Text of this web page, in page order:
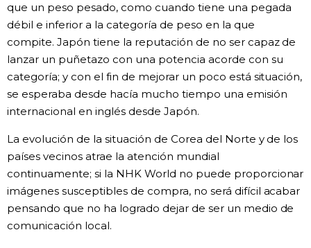
que un peso pesado, como cuando tiene una pegada
débil e inferior a la categoría de peso en la que
compite. Japón tiene la reputación de no ser capaz de
lanzar un puñetazo con una potencia acorde con su
categoría; y con el fin de mejorar un poco está situación,
se esperaba desde hacía mucho tiempo una emisión
internacional en inglés desde Japón.
La evolución de la situación de Corea del Norte y de los
países vecinos atrae la atención mundial
continuamente; si la NHK World no puede proporcionar
imágenes susceptibles de compra, no será difícil acabar
pensando que no ha logrado dejar de ser un medio de
comunicación local.